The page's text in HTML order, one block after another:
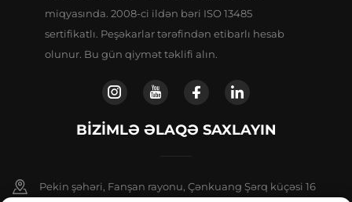
miqyasında. 2008-ci ildən bəri ISO 13485
sertifikatlı. Peşəkarlar tərəfindən etibarlı hesab
olunur. Bu gün qiymət təklifi alın.
BIZIMLƏ ƏLAQƏ SAXLAYIN
Pekin şəhəri, Fanşan rayonu, Çənkuang Şərq küçəsi 16